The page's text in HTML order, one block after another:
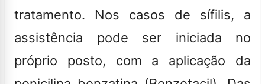
tratamento. Nos casos de sífilis, a
assistência pode ser iniciada no
próprio posto, com a aplicação da